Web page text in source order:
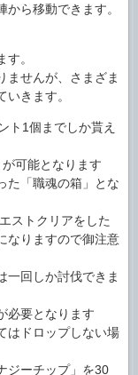
ら移動できます。
。
ませんが、さまざま
きます。
ト1個までしか貰え
可能となります
た「職魂の箱」とな
ストクリアをした
なりますので御注意
一回しか討伐できま
必要となります
はドロップしない場
ジーチップ」を30